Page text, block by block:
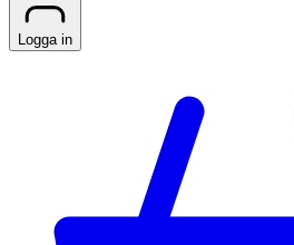
Logga in